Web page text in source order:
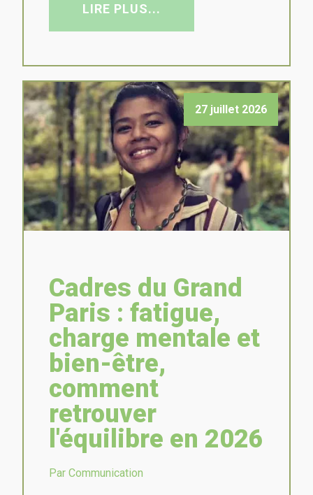
LIRE PLUS...
27 juillet 2026
Cadres du Grand
Paris : fatigue,
charge mentale et
bien-être,
comment
retrouver
l'équilibre en 2026
Par Communication